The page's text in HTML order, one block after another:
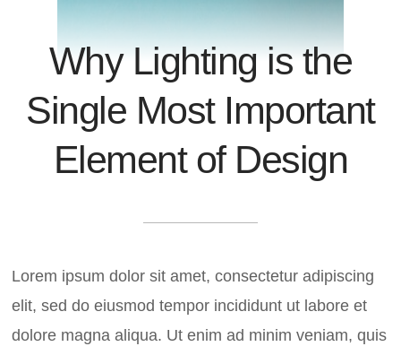
Why Lighting is the
Single Most Important
Element of Design
Lorem ipsum dolor sit amet, consectetur adipiscing
elit, sed do eiusmod tempor incididunt ut labore et
dolore magna aliqua. Ut enim ad minim veniam, quis